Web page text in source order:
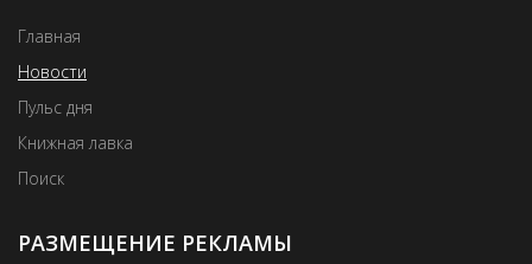
Главная
Новости
Пульс дня
Книжная лавка
Поиск
РАЗМЕЩЕНИЕ РЕКЛАМЫ